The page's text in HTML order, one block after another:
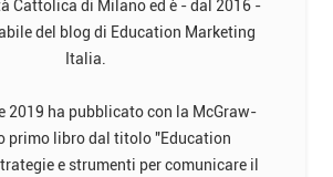
Cattolica di Milano ed è - dal 2016 -
del blog di Education Marketing
Italia.
2019 ha pubblicato con la McGraw-
primo libro dal titolo "Education
e strumenti per comunicare il